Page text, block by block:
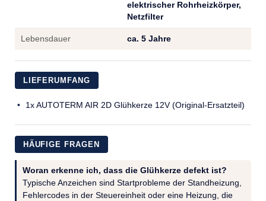
elektrischer Rohrheizkörper,
Netzfilter
Lebensdauer ca. 5 Jahre
LIEFERUMFANG
1x AUTOTERM AIR 2D Glühkerze 12V (Original-Ersatzteil)
HÄUFIGE FRAGEN
Woran erkenne ich, dass die Glühkerze defekt ist?
Typische Anzeichen sind Startprobleme der Standheizung,
Fehlercodes in der Steuereinheit oder eine Heizung, die